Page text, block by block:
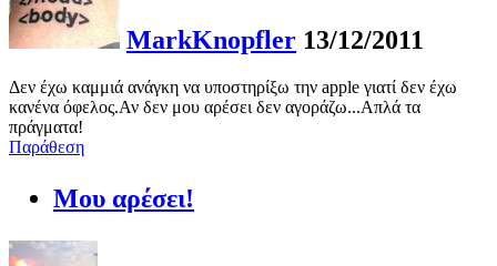
MarkKnopfler 13/12/2011
Δεν έχω καμμιά ανάγκη να υποστηρίξω την apple γιατί δεν έχω
κανένα όφελος.Αν δεν μου αρέσει δεν αγοράζω...Απλά τα
πράγματα!
Παράθεση
Μου αρέσει!